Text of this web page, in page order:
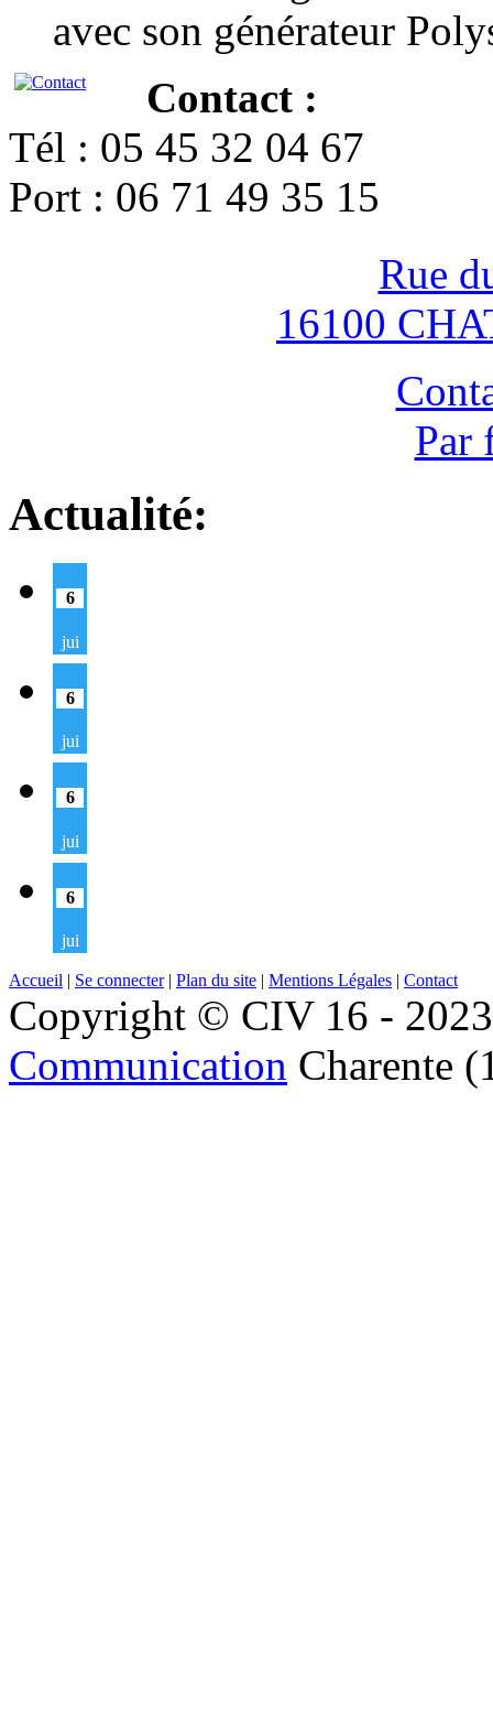
avec son générateur
Contact :
Tél : 05 45 32 04 67
Port : 06 71 49 35 15
Rue
16100
Par
Actualité:
6
jui
6
jui
6
jui
6
jui
Accueil | Se connecter| Plan du site | Mentions Légales | Contact
Copyright © CIV 16 -
Communication Charente